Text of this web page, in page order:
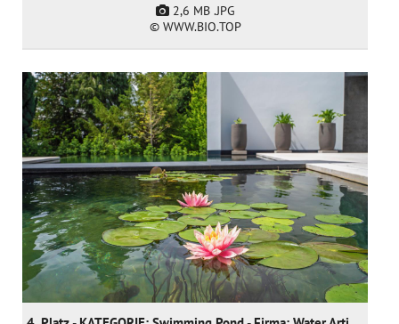
2,6 MB .JPG
© WWW.BIO.TOP